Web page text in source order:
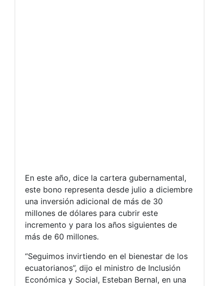
En este año, dice la cartera gubernamental,
este bono representa desde julio a diciembre
una inversión adicional de más de 30
millones de dólares para cubrir este
incremento y para los años siguientes de
más de 60 millones.
“Seguimos invirtiendo en el bienestar de los
ecuatorianos”, dijo el ministro de Inclusión
Económica y Social, Esteban Bernal, en una